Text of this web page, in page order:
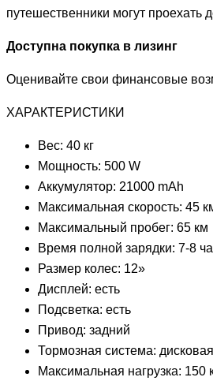
путешественники могут проехать
Доступна покупка в лизинг
Оценивайте свои финансовые
ХАРАКТЕРИСТИКИ
Вес: 40 кг
Мощность: 500 W
Аккумулятор: 21000 mAh
Максимальная скорость: 45
Максимальный пробег: 65 км
Время полной зарядки: 7-8
Размер колес: 12»
Дисплей: есть
Подсветка: есть
Привод: задний
Тормозная система: дисковая
Максимальная нагрузка: 150